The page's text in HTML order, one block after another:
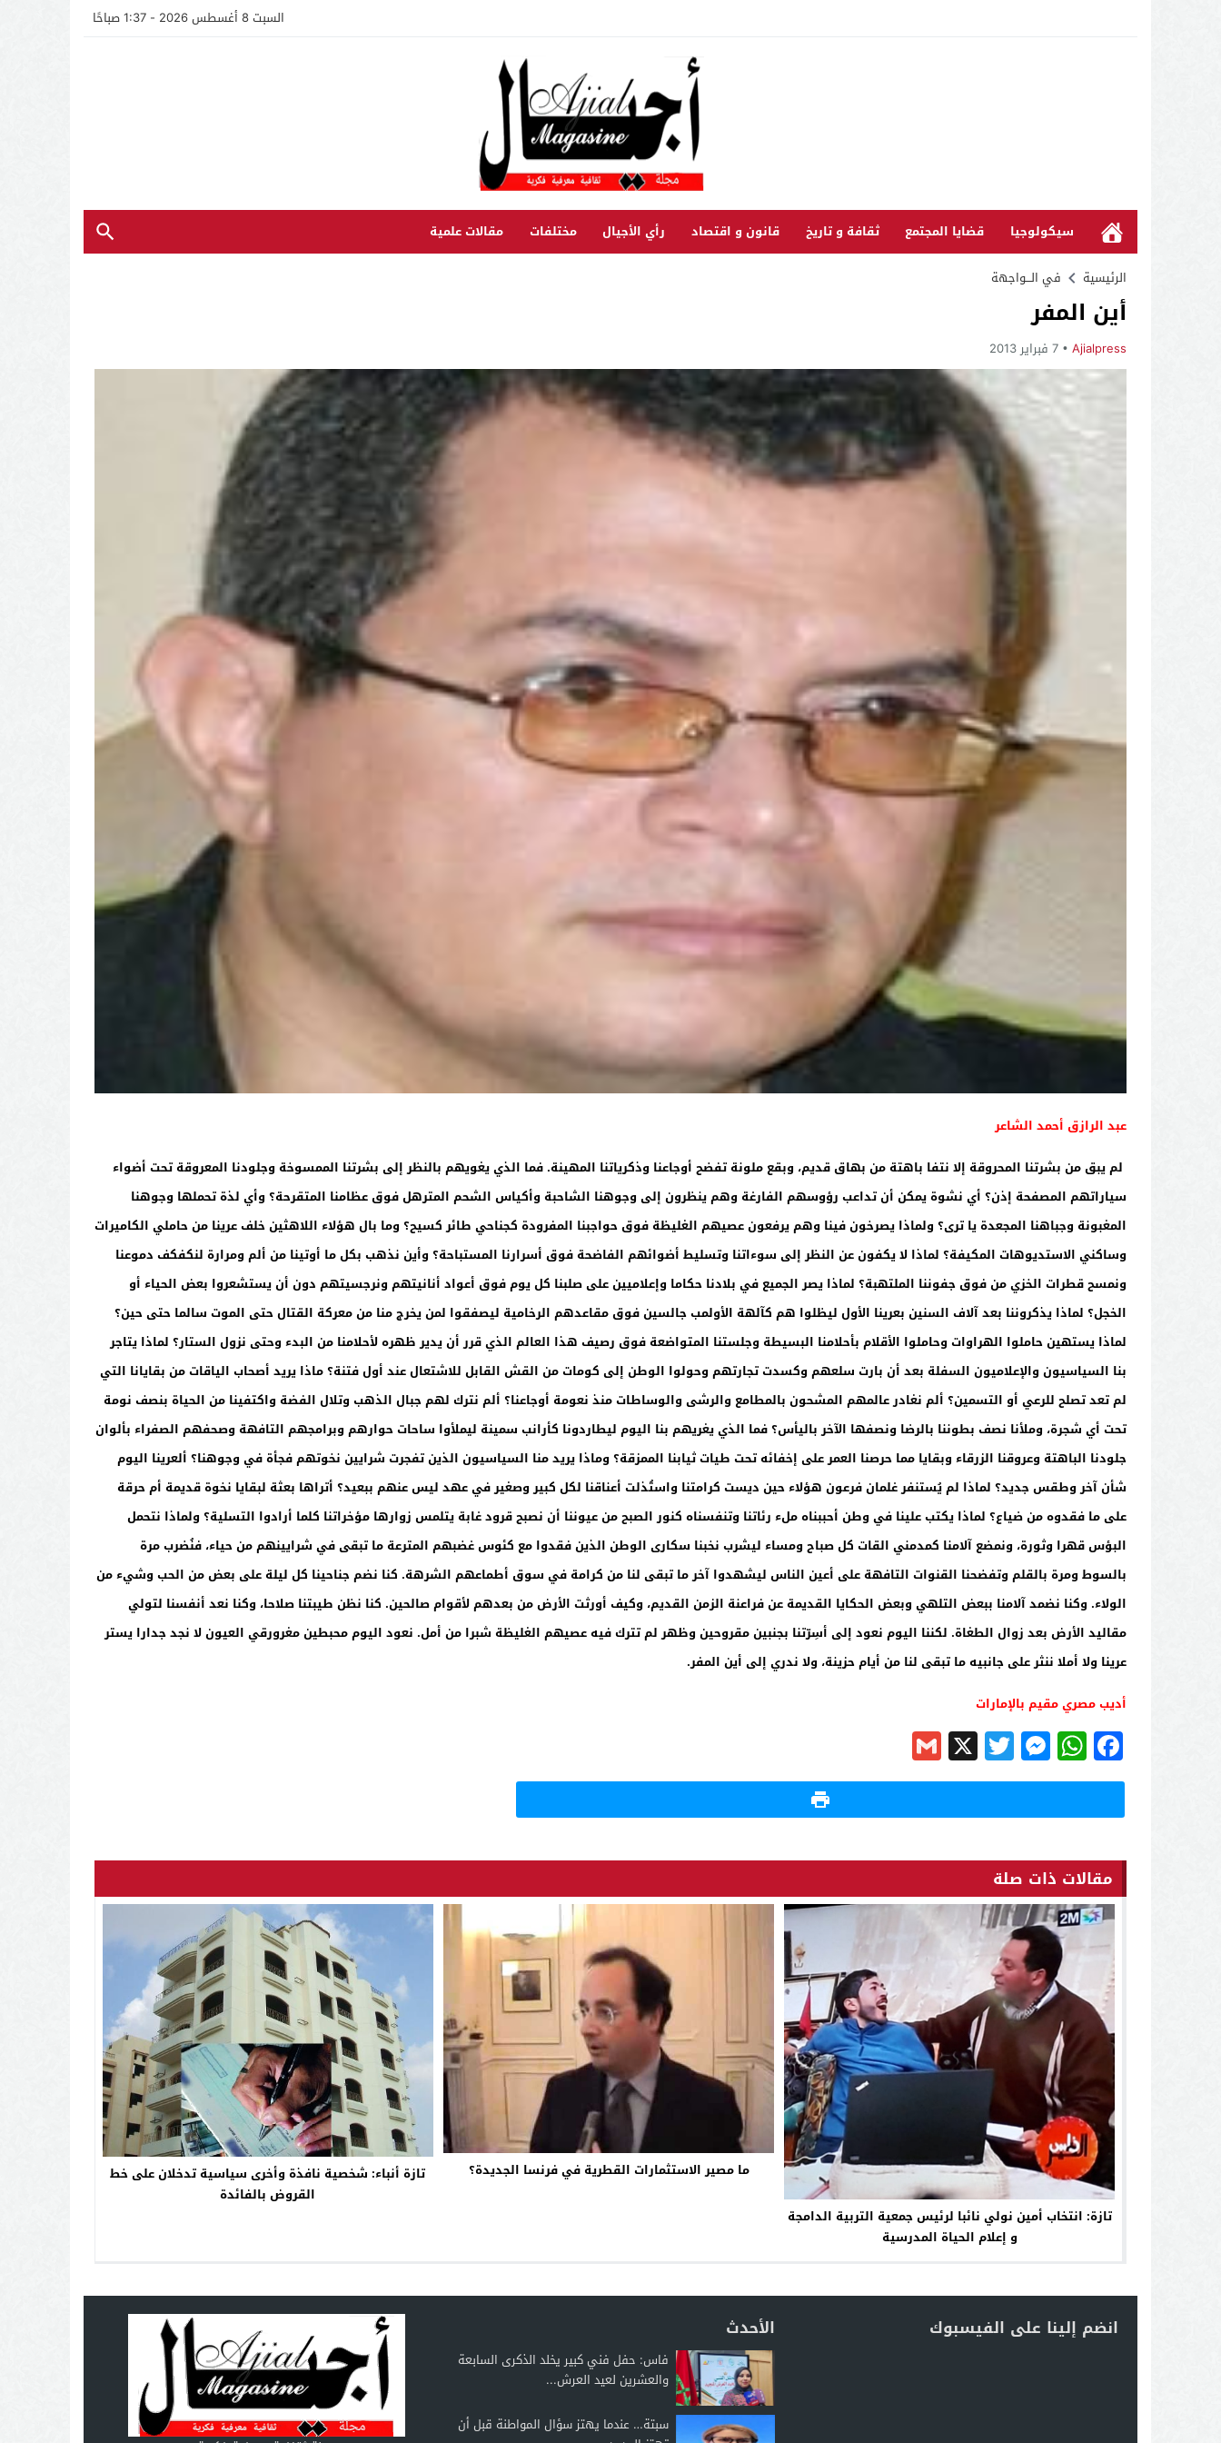
السبت 8 أغسطس 2026 - 1:37 صباحًا
سيكولوجيا قضايا المجتمع ثقافة و تاريخ قانون و اقتصاد رأي الأجيال مختلفات مقالات علمية
الرئيسية في الـــواجهة
أين المفر
Ajialpress 7 فبراير 2013
عبد الرازق أحمد الشاعر
لم يبق من بشرتنا المحروقة إلا نتفا باهتة من بهاق قديم، وبقع ملونة تفضح أوجاعنا وذكرياتنا المهينة. فما الذي يغويهم بالنظر إلى بشرتنا الممسوخة وجلودنا المعروقة تحت أضواء
سياراتهم المصفحة إذن؟ أي نشوة يمكن أن تداعب رؤوسهم الفارغة وهم ينظرون إلى وجوهنا الشاحبة وأكياس الشحم المترهل فوق عظامنا المتقرحة؟ وأي لذة تحملها وجوهنا
المغبونة وجباهنا المجعدة يا ترى؟ ولماذا يصرخون فينا وهم يرفعون عصيهم الغليظة فوق حواجبنا المفرودة كجناحي طائر كسيح؟ وما بال هؤلاء اللاهثين خلف عرينا من حاملي الكاميرات
وساكني الاستديوهات المكيفة؟ لماذا لا يكفون عن النظر إلى سوءاتنا وتسليط أضوائهم الفاضحة فوق أسرارنا المستباحة؟ وأين نذهب بكل ما أوتينا من ألم ومرارة لنكفكف دموعنا
ونمسح قطرات الخزي من فوق جفوننا الملتهبة؟ لماذا يصر الجميع في بلادنا حكاما وإعلاميين على صلبنا كل يوم فوق أعواد أنانيتهم ونرجسيتهم دون أن يستشعروا بعض الحياء أو
الخجل؟ لماذا يذكروننا بعد آلاف السنين بعرينا الأول ليظلوا هم كآلهة الأولمب جالسين فوق مقاعدهم الرخامية ليصفقوا لمن يخرج منا من معركة القتال حتى الموت سالما حتى حين؟
لماذا يستهين حاملوا الهراوات وحاملوا الأقلام بأحلامنا البسيطة وجلستنا المتواضعة فوق رصيف هذا العالم الذي قرر أن يدير ظهره لأحلامنا من البدء وحتى نزول الستار؟ لماذا يتاجر
بنا السياسيون والإعلاميون السفلة بعد أن بارت سلعهم وكسدت تجارتهم وحولوا الوطن إلى كومات من القش القابل للاشتعال عند أول فتنة؟ ماذا يريد أصحاب الياقات من بقايانا التي
لم تعد تصلح للرعي أو التسمين؟ ألم نغادر عالمهم المشحون بالمطامع والرشى والوساطات منذ نعومة أوجاعنا؟ ألم نترك لهم جبال الذهب وتلال الفضة واكتفينا من الحياة بنصف نومة
تحت أي شجرة، وملأنا نصف بطوننا بالرضا ونصفها الآخر باليأس؟ فما الذي يغريهم بنا اليوم ليطاردونا كأرانب سمينة ليملأوا ساحات حوارهم وبرامجهم التافهة وصحفهم الصفراء بألوان
جلودنا الباهتة وعروقنا الزرقاء وبقايا مما حرصنا العمر على إخفائه تحت طيات ثيابنا الممزقة؟ وماذا يريد منا السياسيون الذين تفجرت شرايين نخوتهم فجأة في وجوهنا؟ ألعرينا اليوم
شأن آخر وطقس جديد؟ لماذا لم يُستنفر غلمان فرعون هؤلاء حين ديست كرامتنا واستُذلت أعناقنا لكل كبير وصغير في عهد ليس عنهم ببعيد؟ أتراها بعثة لبقايا نخوة قديمة أم حرقة
على ما فقدوه من ضياع؟ لماذا يكتب علينا في وطن أحببناه ملء رئاتنا وتنفسناه كنور الصبح من عيوننا أن نصبح قرود غابة يتلمس زوارها مؤخراتنا كلما أرادوا التسلية؟ ولماذا نتحمل
البؤس قهرا وثورة، ونمضع آلامنا كمدمني القات كل صباح ومساء ليشرب نخبنا سكارى الوطن الذين فقدوا مع كئوس غضبهم المترعة ما تبقى في شرايينهم من حياء، فنُضرب مرة
بالسوط ومرة بالقلم وتفضحنا القنوات التافهة على أعين الناس ليشهدوا آخر ما تبقى لنا من كرامة في سوق أطماعهم الشرهة. كنا نضم جناحينا كل ليلة على بعض من الحب وشيء من
الولاء. وكنا نضمد آلامنا ببعض التلهي وبعض الحكايا القديمة عن فراعنة الزمن القديم، وكيف أورثت الأرض من بعدهم لأقوام صالحين. كنا نظن طيبتنا صلاحا، وكنا نعد أنفسنا لتولي
مقاليد الأرض بعد زوال الطغاة. لكننا اليوم نعود إلى أسِرّتنا بجنبين مقروحين وظهر لم تترك فيه عصيهم الغليظة شبرا من أمل. نعود اليوم محبطين مغرورقي العيون لا نجد جدارا يستر
عرينا ولا أملا ننثر على جانبيه ما تبقى لنا من أيام حزينة، ولا ندري إلى أين المفر.
أديب مصري مقيم بالإمارات
Facebook
WhatsApp
Messenger
Twitter
X
Gmail
مقالات ذات صلة
تازة: انتخاب أمين نولي نائبا لرئيس جمعية التربية الدامجة
و إعلام الحياة المدرسية
ما مصير الاستثمارات القطرية في فرنسا الجديدة؟
تازة أنباء: شخصية نافذة وأخرى سياسية تدخلان على خط
القروض بالفائدة
انضم إلينا على الفيسبوك الأحدث
فاس: حفل فني كبير يخلد الذكرى السابعة
والعشرين لعيد العرش...
سبتة… عندما يهتز سؤال المواطنة قبل أن